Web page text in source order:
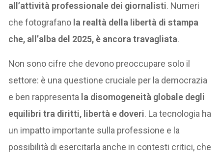
all’attività professionale dei giornalisti. Numeri
che fotografano la realtà della libertà di stampa
che, all’alba del 2025, è ancora travagliata.
Non sono cifre che devono preoccupare solo il
settore: è una questione cruciale per la democrazia
e ben rappresenta la disomogeneità globale degli
equilibri tra diritti, libertà e doveri. La tecnologia ha
un impatto importante sulla professione e la
possibilità di esercitarla anche in contesti critici, che